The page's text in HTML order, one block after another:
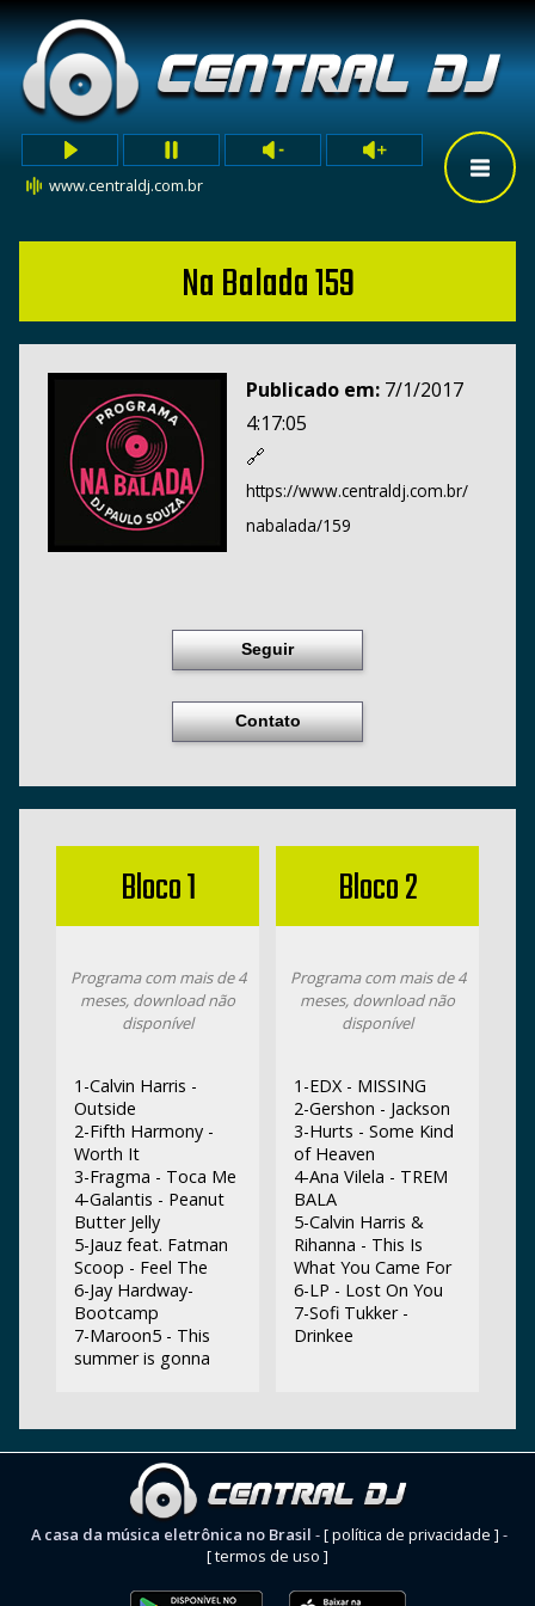
www.centraldj.com.br
Na Balada 159
Publicado em: 7/1/2017
4:17:05
🔗
https://www.centraldj.com.br/
nabalada/159
Seguir
Contato
Bloco 1
Programa com mais de 4
meses, download não
disponível
1-Calvin Harris -
Outside
2-Fifth Harmony -
Worth It
3-Fragma - Toca Me
4-Galantis - Peanut
Butter Jelly
5-Jauz feat. Fatman
Scoop - Feel The
6-Jay Hardway-
Bootcamp
7-Maroon5 - This
summer is gonna
Bloco 2
Programa com mais de 4
meses, download não
disponível
1-EDX - MISSING
2-Gershon - Jackson
3-Hurts - Some Kind
of Heaven
4-Ana Vilela - TREM
BALA
5-Calvin Harris &
Rihanna - This Is
What You Came For
6-LP - Lost On You
7-Sofi Tukker -
Drinkee
A casa da música eletrônica no Brasil -[ política de privacidade ] -
[ termos de uso ]